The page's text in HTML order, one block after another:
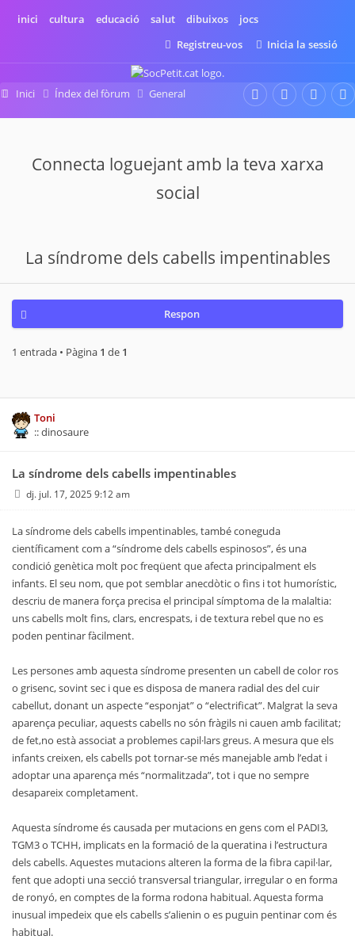
inici cultura educació salut dibuixos
jocs
Inicia la sessió
Registreu-vos
Inici Índex del fòrum
General
Actualitat a Socpetit
Connecta loguejant amb la teva xarxa
social
La síndrome dels cabells impentinables
Respon
1 entrada • Pàgina 1 de 1
Toni
:: dinosaure
La síndrome dels cabells impentinables
dj. jul. 17, 2025 9:12 am
La síndrome dels cabells impentinables, també coneguda
científicament com a “síndrome dels cabells espinosos”, és una
condició genètica molt poc freqüent que afecta principalment els
infants. El seu nom, que pot semblar anecdòtic o fins i tot humorístic,
descriu de manera força precisa el principal símptoma de la malaltia:
uns cabells molt fins, clars, encrespats, i de textura rebel que no es
poden pentinar fàcilment.
Les persones amb aquesta síndrome presenten un cabell de color ros
o grisenc, sovint sec i que es disposa de manera radial des del cuir
cabellut, donant un aspecte “esponjat” o “electrificat”. Malgrat la seva
aparença peculiar, aquests cabells no són fràgils ni cauen amb facilitat;
de fet,no està associat a problemes capil·lars greus. A mesura que els
infants creixen, els cabells pot tornar-se més manejable amb l’edat i
adoptar una aparença més “normalitzada”, tot i que no sempre
desapareix completament.
Aquesta síndrome és causada per mutacions en gens com el PADI3,
TGM3 o TCHH, implicats en la formació de la queratina i l’estructura
dels cabells. Aquestes mutacions alteren la forma de la fibra capil·lar,
fent que adopti una secció transversal triangular, irregular o en forma
de ronyó, en comptes de la forma rodona habitual. Aquesta forma
inusual impedeix que els cabells s’alienin o es puguin pentinar com és
habitual.